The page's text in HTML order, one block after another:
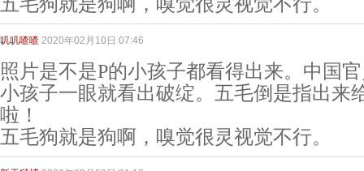
叽叽喳喳 2020年02月10日 07:46
照片是不是P的小孩子都看得出来。中国
小孩子一眼就看出破绽。五毛倒是指出来
啦！
五毛狗就是狗啊，嗅觉很灵视觉不行。